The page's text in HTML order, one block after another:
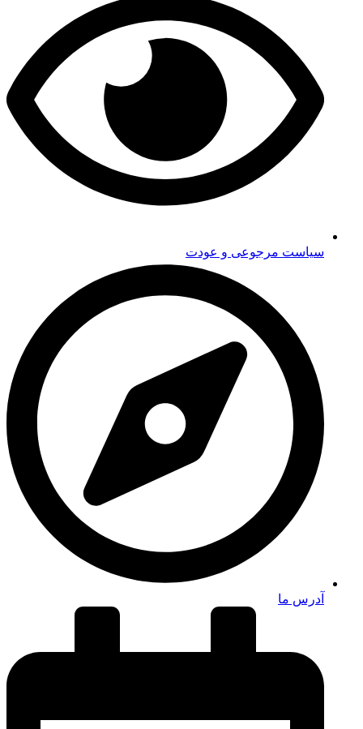
سیاست مرجوعی و عودت
آدرس ما